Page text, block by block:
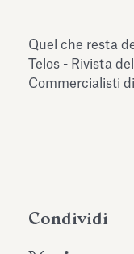
ampliando gli
Torlonia
Leggi
Quel che resta
Telos - Rivista
Commercialisti
Condividi